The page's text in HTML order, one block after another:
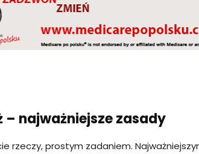
najważniejsze zasady
rzeczy, prostym zadaniem.